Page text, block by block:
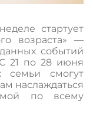
стартует
возраста» —
событий
21 по 28 июня
смогут
наслаждаться
по всему